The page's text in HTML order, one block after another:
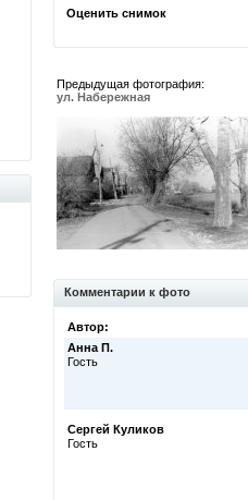
Оценить снимок
Предыдущая фотография:
ул. Набережная
Комментарии к фото
Автор:
Анна П.
Гость
Сергей Куликов
Гость